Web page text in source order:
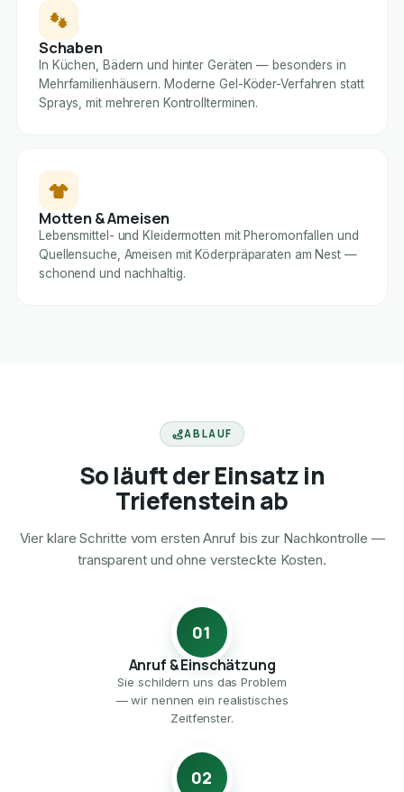
Schaben
In Küchen, Bädern und hinter Geräten — besonders in
Mehrfamilienhäusern. Moderne Gel-Köder-Verfahren statt
Sprays, mit mehreren Kontrollterminen.
Motten & Ameisen
Lebensmittel- und Kleidermotten mit Pheromonfallen und
Quellensuche, Ameisen mit Köderpräparaten am Nest —
schonend und nachhaltig.
ABLAUF
So läuft der Einsatz in
Triefenstein ab
Vier klare Schritte vom ersten Anruf bis zur Nachkontrolle —
transparent und ohne versteckte Kosten.
01
Anruf & Einschätzung
Sie schildern uns das Problem
— wir nennen ein realistisches
Zeitfenster.
02